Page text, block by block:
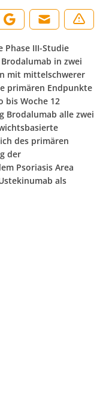
Phase III-Studie
in zwei
mit mittelschwerer
primären Endpunkte
bis Woche 12
Brodalumab alle zwei
des primären
der
Psoriasis Area
als